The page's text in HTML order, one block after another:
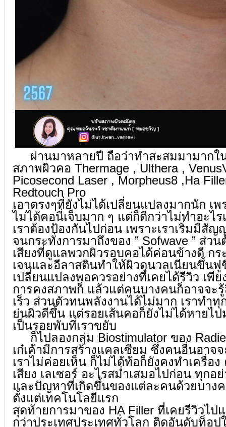
ผ่านมาหลายปี ถือว่าทำสะสมมามากใน
สภาพผิวคอ Thermage , Ulthera ,
Picosecond Laser , Morpheus8 ,Ha
Redtouch Pro
เอาตรงๆที่ยังไม่ได้เปลี่ยนแปลงมากนัก เ
ไม่ได้คอนี่เจ็บมาก ๆ แต่ก็ดีกว่าไม่ทำอะไ
เราต้องป้องกันไปก่อน เพราะเราเริ่มมีสั
จนกระทั่งการมาถึงของ ” Sofwave ” ส่ว
เสียงที่ดูแลพวกผิวรอบคอได้ค่อนข้างดี ก
เจนและอีลาสตินทำให้ผิวดูนวลเนียนขึ้น
เปลี่ยนแปลงพอควรอย่างที่เคยได้รีวิว เพีย
การคงสภาพก็ แล้วแต่คนบางคนก็อาจจะ
เร็ว ส่วนตัวทนพลังงานได้ไม่มาก เราทำ
ย่นผิวดีขึ้น แต่รอยเส้นคอก็ยังไม่ได้หายไป
เป็นรอยพับที่เราขยับ
ก็ไปลองกลุ่ม Biostimulator ของ
เก๋เค้ามีการสร้างแคลเซียม ซึ่งคนอื่นอาจ
เราไม่ค่อยเห็น ก็ไม่ได้ท้อก็ยังคงทำเครื่อ
เสียง เลเซอร์ อะไรสม่ำเสมอไปก่อน ทุก
และปัญหาที่เกิดขึ้นของแต่ละคนด้วยบาง
ตั้งแต่เทคโนโลยีแรก
สุดท้ายการมาของ HA Filler ที่เคยรีวิวไป
กว่าประเทศประเทศทั่วโลก ติดอันดับท็อ